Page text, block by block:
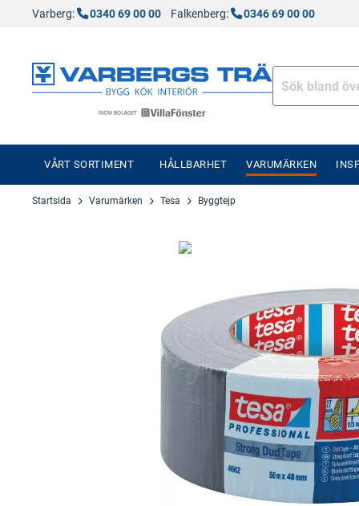
Varberg: 0340 69 00 00 Falkenberg: 0346 69 00 00
VÅRT SORTIMENT HÅLLBARHET VARUMÄRKEN
Startsida Varumärken Tesa Byggtejp